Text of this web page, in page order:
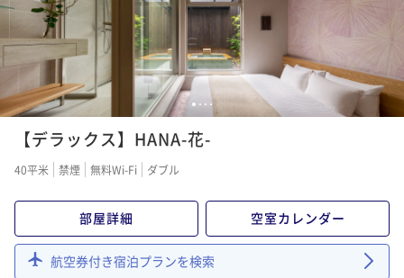
ポイント即利用で最大7％OFF
¥80,000~
2名 ¥ 74,400 ~
ポイントアップ
早割【朝食付き】
朝食付き 事前決済可
IN 15:00 - 21:00 OUT11:00
¥80,000~
2名 ¥ 74,400 ~
1 2 3 4
【デラックス】HANA-花-
40平米 禁煙 無料Wi-Fi ダブル
部屋詳細 空室カレンダー
航空券付き宿泊プランを検索